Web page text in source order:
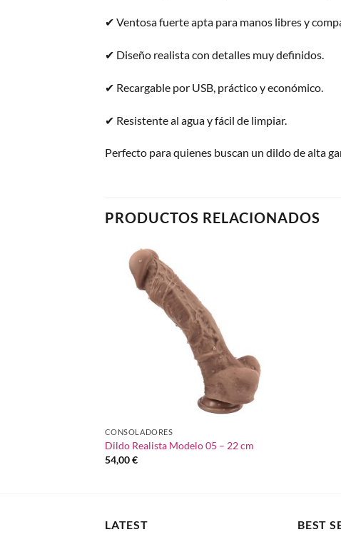
✔ Ventosa fuerte apta para manos libres y
✔ Diseño realista con detalles muy definidos.
✔ Recargable por USB, práctico y económico.
✔ Resistente al agua y fácil de limpiar.
Perfecto para quienes buscan un dildo de alta
PRODUCTOS RELACIONADOS
CONSOLADORES
Dildo Realista Modelo 05 – 22 cm
54,00€
LATEST BEST